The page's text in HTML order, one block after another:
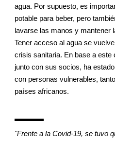
agua. Por supuesto, es
potable para beber, pero
lavarse las manos y mantener
Tener acceso al agua se
crisis sanitaria. En base a este
junto con sus socios, ha
con personas vulnerables,
países africanos.
"Frente a la Covid-19, se tuvo